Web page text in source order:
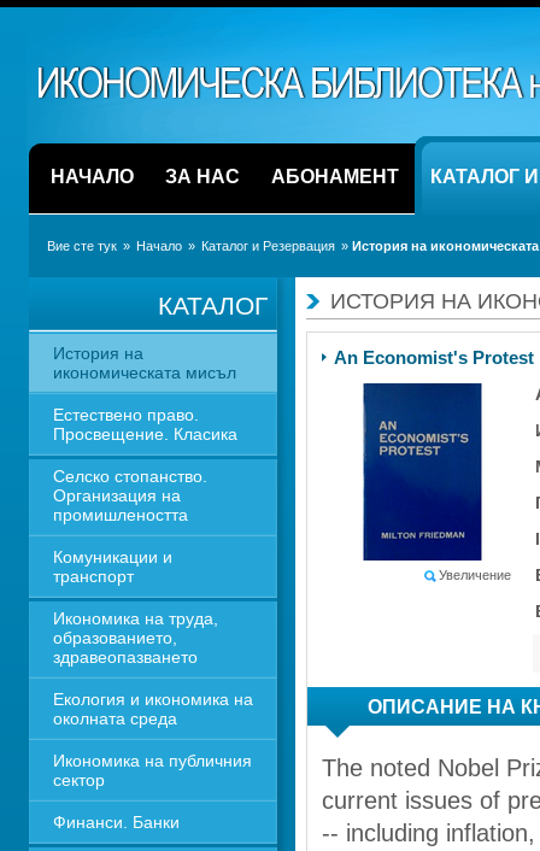
НАЧАЛО ЗА НАС АБОНАМЕНТ КАТАЛОГ
Вие сте тук » Начало » Каталог и Резервация » История на
КАТАЛОГ
История на
икономическата мисъл
Естествено право.
Просвещение. Класика
Селско стопанство.
Организация на
промишлеността
Комуникации и
транспорт
Икономика на труда,
образованието,
здравеопазването
Екология и икономика на
околната среда
Икономика на публичния
сектор
Финанси. Банки
ИСТОРИЯ НА
An Economist's Protest
Увеличение
ОПИСАНИЕ НА
The noted Nobel
current issues of
-- including